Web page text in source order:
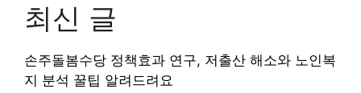
최신 글
손주돌봄수당 정책효과 연구, 저출산 해소와 노인복
지 분석 꿀팁 알려드려요